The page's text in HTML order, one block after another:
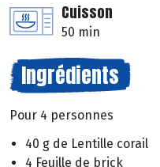
Cuisson
50 min
Ingrédients
Pour 4 personnes
40 g de Lentille corail
4 Feuille de brick